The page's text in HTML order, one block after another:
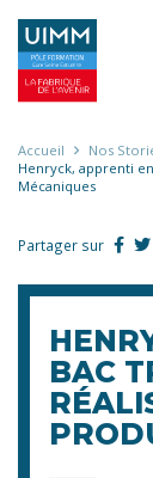
contenu
principal
Fil
d'Ariane
Accueil Nos
Henryck, apprenti
Mécaniques
BAC
Partager sur